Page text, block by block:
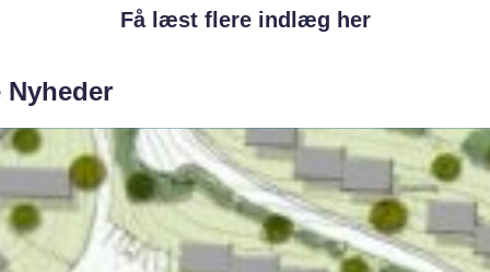
Få læst flere indlæg her
Nyheder